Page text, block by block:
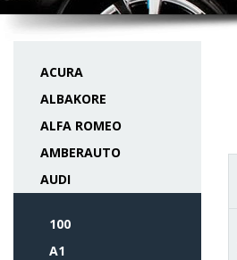
ACURA
ALBAKORE
ALFA ROMEO
AMBERAUTO
AUDI
100
A1